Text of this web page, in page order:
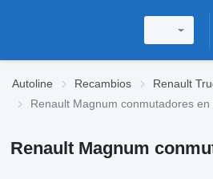
Autoline Recambios Renault
Renault Magnum conmutadores
Renault Magnum